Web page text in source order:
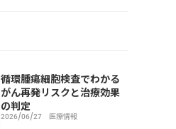
循環腫瘍細胞検査でわかる
がん再発リスクと治療効果
の判定
2026/06/27 医療情報